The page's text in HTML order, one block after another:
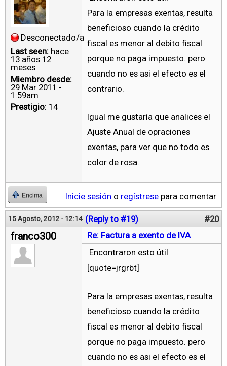
Desconectado/a
Last seen: hace
13 años 12
meses
Miembro desde:
29 Mar 2011 -
1:59am
Prestigio: 14
Para la empresas exentas, resulta
beneficioso cuando la crédito
fiscal es menor al debito fiscal
porque no paga impuesto. pero
cuando no es asi el efecto es el
contrario.
Igual me gustaría que analices el
Ajuste Anual de opraciones
exentas, para ver que no todo es
color de rosa.
Encima Inicie sesión o regístrese para comentar
15 Agosto, 2012 - 12:14 (Reply to #19) #20
franco300
Re: Factura a exento de IVA
Encontraron esto útil
[quote=jrgrbt]
Para la empresas exentas, resulta
beneficioso cuando la crédito
fiscal es menor al debito fiscal
porque no paga impuesto. pero
cuando no es asi el efecto es el